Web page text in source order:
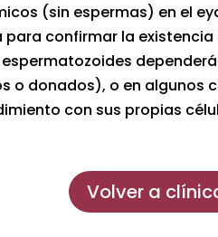
(sin espermas) en el
confirmar la
donados), o en algunos
con sus propias
Volver a